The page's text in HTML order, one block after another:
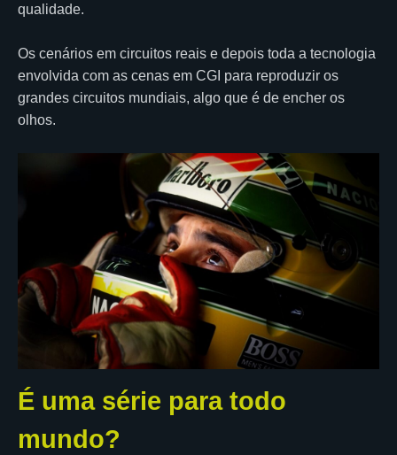
qualidade.
Os cenários em circuitos reais e depois toda a tecnologia
envolvida com as cenas em CGI para reproduzir os
grandes circuitos mundiais, algo que é de encher os
olhos.
É uma série para todo
mundo?